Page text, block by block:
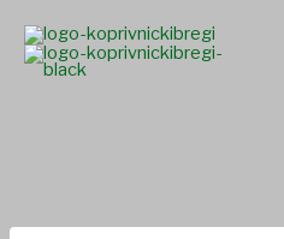
content